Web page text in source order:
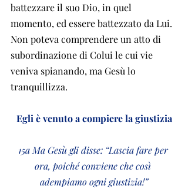
battezzare il suo Dio, in quel
momento, ed essere battezzato da Lui.
Non poteva comprendere un atto di
subordinazione di Colui le cui vie
veniva spianando, ma Gesù lo
tranquillizza.
Egli è venuto a compiere la giustizia
15a Ma Gesù gli disse: “Lascia fare per
ora, poiché conviene che così
adempiamo ogni giustizia!”